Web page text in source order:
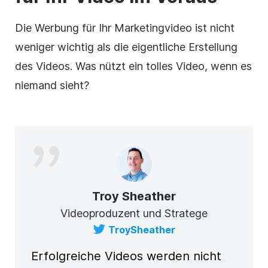
Die Werbung für Ihr Marketingvideo ist nicht
weniger wichtig als die eigentliche Erstellung
des Videos. Was nützt ein tolles Video, wenn es
niemand sieht?
Troy Sheather
Videoproduzent und Stratege
TroySheather
Erfolgreiche Videos werden nicht